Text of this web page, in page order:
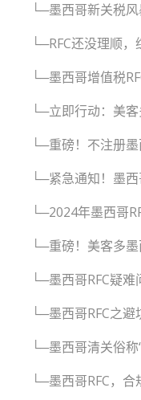
└─墨西哥新关税
└─RFC还没理顺
└─墨西哥增值税
└─立即行动：美
└─重磅！不注册
└─紧急通知！墨
└─2024年墨西哥
└─重磅！美客多
└─墨西哥RFC疑
└─墨西哥RFC之
└─墨西哥清关俗
└─墨西哥RFC，